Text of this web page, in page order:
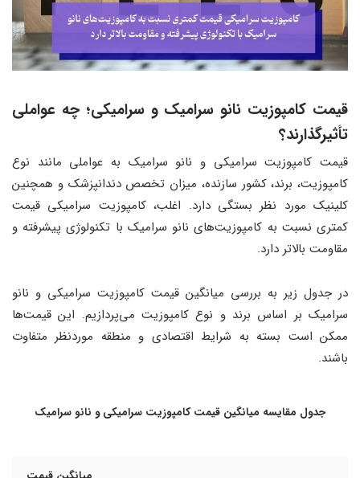
قیمت کامپوزیت نانو سرامیک و سرامیکی؛ چه عواملی
تأثیرگذارند؟
قیمت کامپوزیت سرامیکی و نانو سرامیک به عواملی مانند نوع
کامپوزیت، برند، کشور سازنده، میزان تخصص دندانپزشک و همچنین
کلینیک مورد نظر بستگی دارد. اغلب، کامپوزیت سرامیکی قیمت
کمتری نسبت به کامپوزیت‌های نانو سرامیک با تکنولوژی پیشرفته و
مقاومت بالاتر دارد.
در جدول زیر به بررسی میانگین قیمت کامپوزیت سرامیکی و نانو
سرامیک بر اساس برند و نوع کامپوزیت می‌پردازیم. این قیمت‌ها
ممکن است بسته به شرایط اقتصادی و منطقه موردنظر متفاوت
باشند.
جدول مقایسه میانگین قیمت کامپوزیت سرامیکی و نانو سرامیک